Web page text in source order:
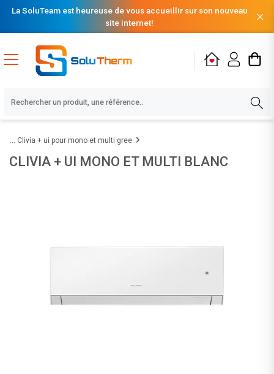
La SoluTeam est heureuse de vous accueillir sur son nouveau
site internet!
Clivia + ui pour mono et multi gree
CLIVIA + UI MONO ET MULTI BLANC